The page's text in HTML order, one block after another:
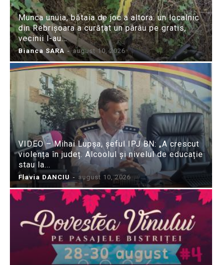
Munca unuia, bătaia de joc a altora: un localnic
din Rebrișoara a curățat un pârâu pe gratis,
vecinii l-au...
Bianca SARA - august 10, 2026
VIDEO – Mihai Lupșa, șeful IPJ BN: „A crescut
violența în județ. Alcoolul și nivelul de educație
stau la...
Flavia DANCIU - august 10, 2026